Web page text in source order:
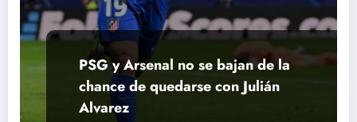
PSG y Arsenal no se bajan de la
chance de quedarse con Julián
Alvarez